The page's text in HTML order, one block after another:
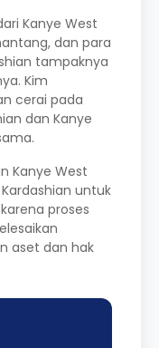
Kanye West
dan para
tampaknya
Kim
cerai pada
dan Kanye
Kanye West
untuk
proses
aset dan hak